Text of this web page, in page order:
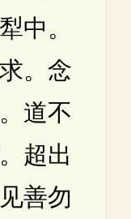
中。
。念
道不
超出
善勿